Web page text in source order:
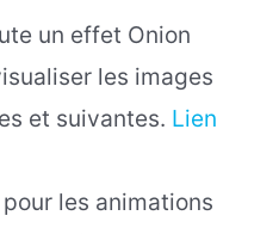
un effet Onion
les images
et suivantes. Lien
les animations